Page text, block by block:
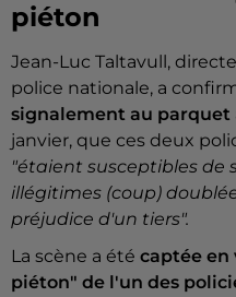
piéton
Jean-Luc Taltavull,
police nationale, a
signalement au parquet
janvier, que ces deux
"étaient susceptibles de
illégitimes (coup)
préjudice d'un tiers".
La scène a été captée en
piéton" de l'un des